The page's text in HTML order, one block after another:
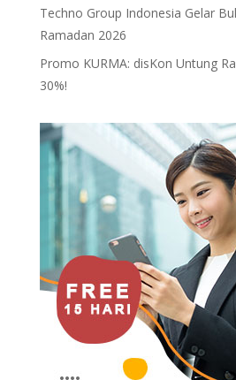
Techno Group Indonesia Gelar
Ramadan 2026
Promo KURMA: disKon Untung
30%!